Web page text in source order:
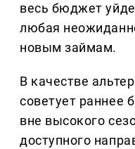
весь бюджет
любая
новым займам.
В качестве
советует раннее
вне высокого
доступного